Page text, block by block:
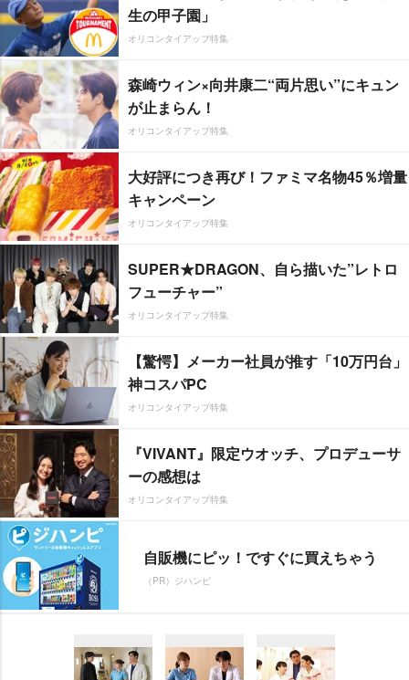
生の甲子園」
オリコンタイアップ特集
森崎ウィン×向井康二“両片思い”にキュン
が止まらん！
オリコンタイアップ特集
大好評につき再び！ファミマ名物45％増量
キャンペーン
オリコンタイアップ特集
SUPER★DRAGON、自ら描いた”レトロ
フューチャー”
オリコンタイアップ特集
【驚愕】メーカー社員が推す「10万円台」
神コスパPC
オリコンタイアップ特集
『VIVANT』限定ウオッチ、プロデューサ
ーの感想は
オリコンタイアップ特集
自販機にピッ！ですぐに買えちゃう
（PR）ジハンピ